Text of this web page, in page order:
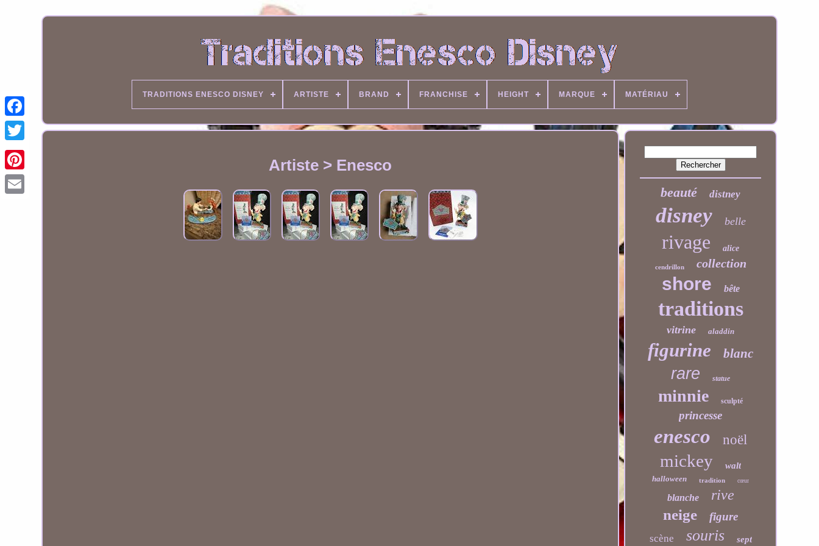
TRADITIONS ENESCO DISNEY ARTISTE BRAND FRANCHISE HEIGHT MARQUE MATÉRIAU
Artiste > Enesco
beauté distney
disney belle
rivage alice
cendrillon collection
shore bête
traditions
vitrine aladdin
figurine blanc
rare statue
minnie sculpté
princesse
enesco noël
mickey walt
halloween tradition cœur
blanche rive
neige figure
scène souris sept